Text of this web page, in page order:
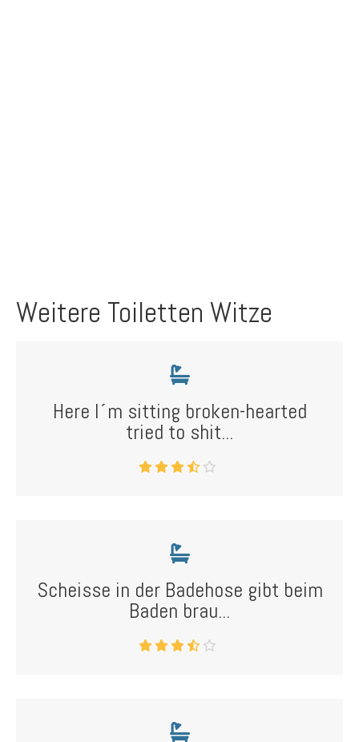
Weitere Toiletten Witze
Here I´m sitting broken-hearted
tried to shit...
Scheisse in der Badehose gibt beim
Baden brau...